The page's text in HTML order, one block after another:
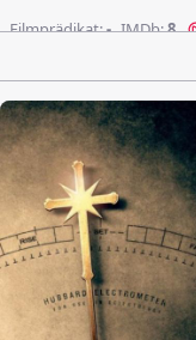
Filmprädikat:- IMDb:8